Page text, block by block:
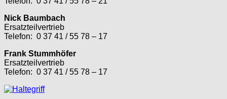
Nick Baumbach
Ersatzteilvertrieb
Telefon: 0 37 41 / 55 78 – 17
Frank Stummhöfer
Ersatzteilvertrieb
Telefon: 0 37 41 / 55 78 – 17